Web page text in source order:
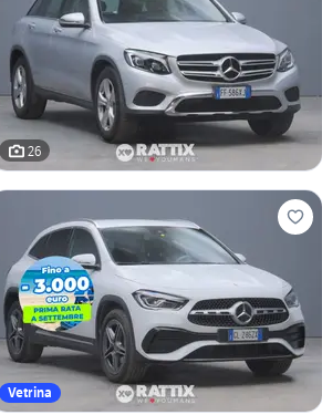
26
Vetrina